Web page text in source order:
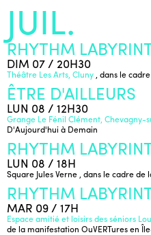
JUIL.
RHYTHM
DIM 07 / 20H30
Théâtre Les Arts, Cluny , dans le
ÊTRE D'AILLEURS
LUN 08 / 12H30
Grange Le Fénil Clément, Chevagny-
D'Aujourd'hui à Demain
RHYTHM
LUN 08 / 18H
Square Jules Verne , dans le cadre de
RHYTHM
MAR 09 / 17H
Espace amitié et loisirs des séniors
de la manifestation OuVERTures en